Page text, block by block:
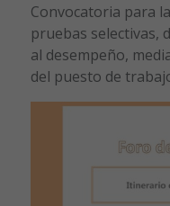
Convocatoria para
pruebas selectivas,
al desempeño,
del puesto de